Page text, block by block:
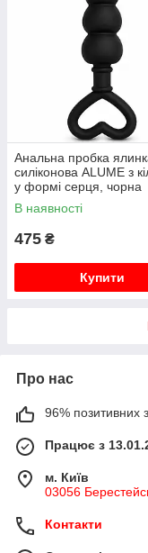
Анальна пробка
силіконова ALUME з
у формі серця, чорна
В наявності
475 ₴
Купити
Про нас
96% позитивних з
Працює з
м. Київ
03056
Контакти